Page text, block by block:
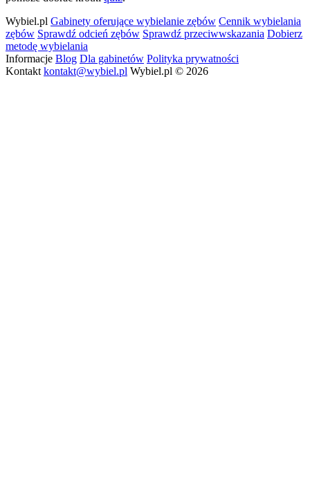
Wybiel.pl Gabinety oferujące wybielanie zębów Cennik wybielania
zębów Sprawdź odcień zębów Sprawdź przeciwwskazania Dobierz
metodę wybielania
Informacje Blog Dla gabinetów Polityka prywatności
Kontakt kontakt@wybiel.pl Wybiel.pl © 2026